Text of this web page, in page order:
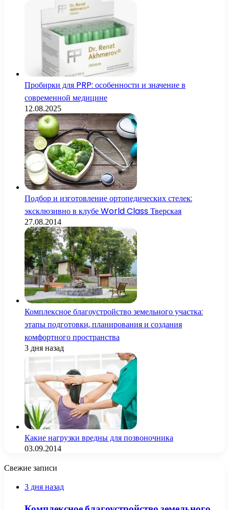
Пробирки для PRP: особенности и значение в
современной медицине
12.08.2025
Подбор и изготовление ортопедических стелек:
эксклюзивно в клубе World Class Тверская
27.08.2014
Комплексное благоустройство земельного участка:
этапы подготовки, планирования и создания
комфортного пространства
3 дня назад
Какие нагрузки вредны для позвоночника
03.09.2014
Свежие записи
3 дня назад